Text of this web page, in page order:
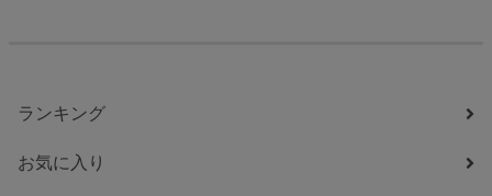
ランキング
お気に入り